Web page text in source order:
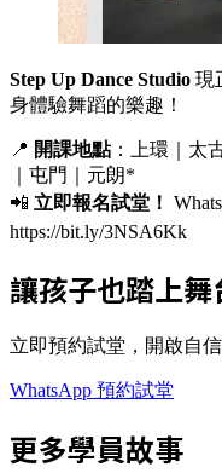
Step Up Dance Studio 現
身體驗舞蹈的樂趣！
📍 開課地點：上環｜太
｜屯門｜元朗*
📲 立即報名試堂！
https://bit.ly/3NSA6Kk
讓孩子也踏上舞
立即預約試堂，開啟自
WhatsApp 預約試堂
更多學員故事